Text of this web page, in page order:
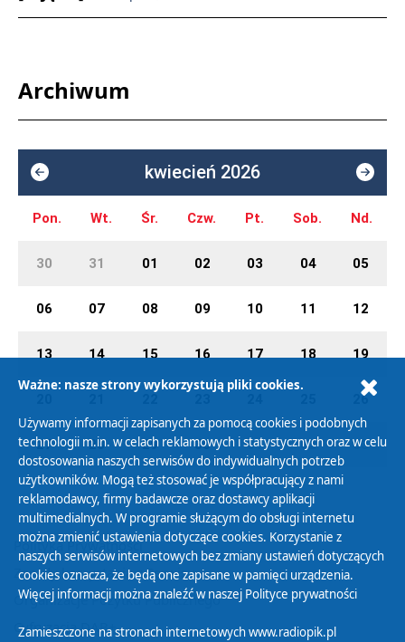
Archiwum
kwiecień 2026
Pon. Wt. Śr. Czw. Pt. Sob. Nd.
30 31 01 02 03 04 05
06 07 08 09 10 11 12
13 14 15 16 17 18 19
26
27 28 29 30 01 02 03
Polityka Prywatności
Zasady korzystania z Serwisu
Organizacje Pożytku Publicznego
Cyfryzacja DAB+
Ważne: nasze strony wykorzystują pliki cookies.
Używamy informacji zapisanych za pomocą cookies i podobnych
technologii m.in. w celach reklamowych i statystycznych oraz w celu
dostosowania naszych serwisów do indywidualnych potrzeb
użytkowników. Mogą też stosować je współpracujący z nami
reklamodawcy, firmy badawcze oraz dostawcy aplikacji
multimedialnych. W programie służącym do obsługi internetu
można zmienić ustawienia dotyczące cookies. Korzystanie z
naszych serwisów internetowych bez zmiany ustawień dotyczących
cookies oznacza, że będą one zapisane w pamięci urządzenia.
Więcej informacji można znaleźć w naszej Polityce prywatności
Zamieszczone na stronach internetowych www.radiopik.pl